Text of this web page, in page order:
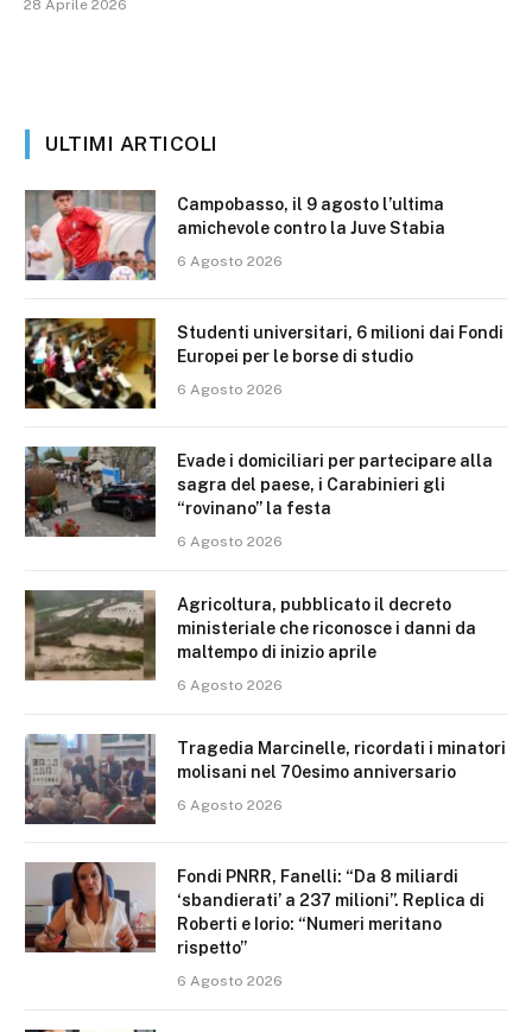
28 Aprile 2026
ULTIMI ARTICOLI
Campobasso, il 9 agosto l’ultima
amichevole contro la Juve Stabia
6 Agosto 2026
Studenti universitari, 6 milioni dai Fondi
Europei per le borse di studio
6 Agosto 2026
Evade i domiciliari per partecipare alla
sagra del paese, i Carabinieri gli
“rovinano” la festa
6 Agosto 2026
Agricoltura, pubblicato il decreto
ministeriale che riconosce i danni da
maltempo di inizio aprile
6 Agosto 2026
Tragedia Marcinelle, ricordati i minatori
molisani nel 70esimo anniversario
6 Agosto 2026
Fondi PNRR, Fanelli: “Da 8 miliardi
‘sbandierati’ a 237 milioni”. Replica di
Roberti e Iorio: “Numeri meritano
rispetto”
6 Agosto 2026